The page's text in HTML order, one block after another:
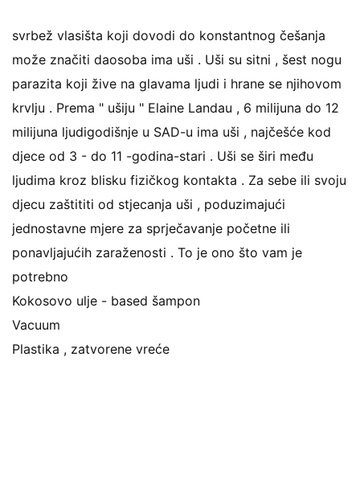
svrbež vlasišta koji dovodi do konstantnog češanja
može značiti daosoba ima uši . Uši su sitni , šest nogu
parazita koji žive na glavama ljudi i hrane se njihovom
krvlju . Prema " ušiju " Elaine Landau , 6 milijuna do 12
milijuna ljudigodišnje u SAD-u ima uši , najčešće kod
djece od 3 - do 11 -godina-stari . Uši se širi među
ljudima kroz blisku fizičkog kontakta . Za sebe ili svoju
djecu zaštititi od stjecanja uši , poduzimajući
jednostavne mjere za sprječavanje početne ili
ponavljajućih zaraženosti . To je ono što vam je
potrebno
Kokosovo ulje - based šampon
Vacuum
Plastika , zatvorene vreće